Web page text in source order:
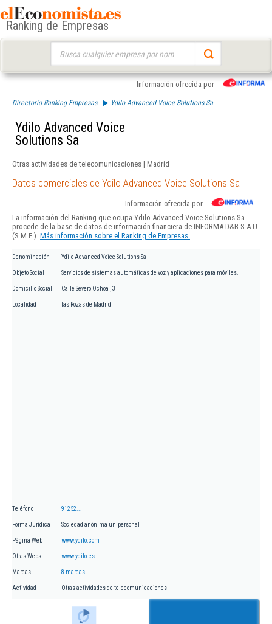
Ranking de Empresas
Información ofrecida por
Directorio Ranking Empresas Ydilo Advanced Voice Solutions Sa
Ydilo Advanced Voice
Solutions Sa
Otras actividades de telecomunicaciones | Madrid
Datos comerciales de Ydilo Advanced Voice Solutions Sa
Información ofrecida por
La información del Ranking que ocupa Ydilo Advanced Voice Solutions Sa
procede de la base de datos de información financiera de INFORMA D&B S.A.U.
(S.M.E.). Más información sobre el Ranking de Empresas.
Denominación Ydilo Advanced Voice Solutions Sa
Objeto Social Servicios de sistemas automáticas de voz y aplicaciones para móviles.
Domicilio Social Calle Severo Ochoa , 3
Localidad las Rozas de Madrid
Teléfono 91252...
Forma Jurídica Sociedad anónima unipersonal
Página Web www.ydilo.com
Otras Webs www.ydilo.es
Marcas 8 marcas
Actividad Otras actividades de telecomunicaciones